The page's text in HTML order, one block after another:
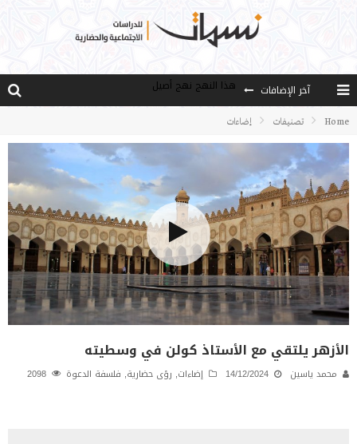
آخر الإضافات
الخدمة ..من فقه الأزمة إلى فقه العمل
مصادر العلم وسببه
مدارس كولن: التعليم بوصفه مشروعًا لبناء الإنسان والمجتمع
هذا النهج نهج أصيل
Home تصنيفات إضاءات
الأزهر يلتقي مع الأستاذ كولن في وسطيته
محمد ياسين 14/12/2024 إضاءات, رؤى حضارية, فلسفة الدعوة